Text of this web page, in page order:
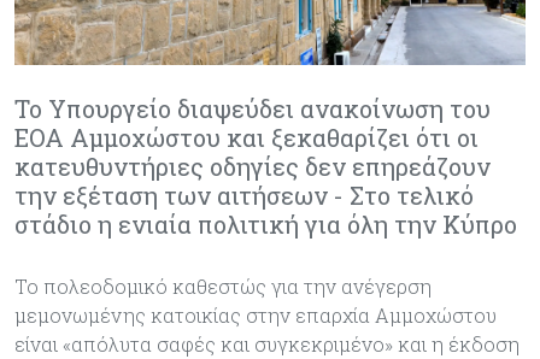
Το Υπουργείο διαψεύδει ανακοίνωση του
ΕΟΑ Αμμοχώστου και ξεκαθαρίζει ότι οι
κατευθυντήριες οδηγίες δεν επηρεάζουν
την εξέταση των αιτήσεων - Στο τελικό
στάδιο η ενιαία πολιτική για όλη την Κύπρο
Το πολεοδομικό καθεστώς για την ανέγερση
μεμονωμένης κατοικίας στην επαρχία Αμμοχώστου
είναι «απόλυτα σαφές και συγκεκριμένο» και η έκδοση